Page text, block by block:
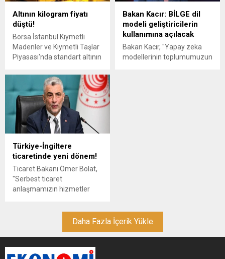
Altının kilogram fiyatı
düştü!
Borsa İstanbul Kıymetli
Madenler ve Kıymetli Taşlar
Piyasası'nda standart altının
sonunda 6 milyon 123 bin
liraya indi. Tüm metallerde
toplam işlem hacmi ise 6,1
milyar lira oldu.
Bakan Kacır: BİLGE dil
modeli geliştiricilerin
kullanımına açılacak
Bakan Kacır, "Yapay zeka
modellerinin toplumumuzun
Türkiye-İngiltere
ticaretinde yeni dönem!
Ticaret Bakanı Ömer Bolat,
"Serbest ticaret
anlaşmamızın hizmetler
Daha Fazla İçerik Yükle